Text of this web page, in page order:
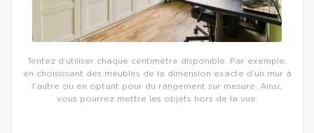
Tentez d’utiliser chaque centimètre disponible. Par exemple,
en choisissant des meubles de la dimension exacte d’un mur à
l’autre ou en optant pour du rangement sur mesure. Ainsi,
vous pourrez mettre les objets hors de la vue.